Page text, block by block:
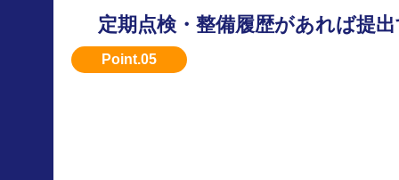
定期点検・整備履歴があれば提
メンテナンス記録があると安心感があり、評